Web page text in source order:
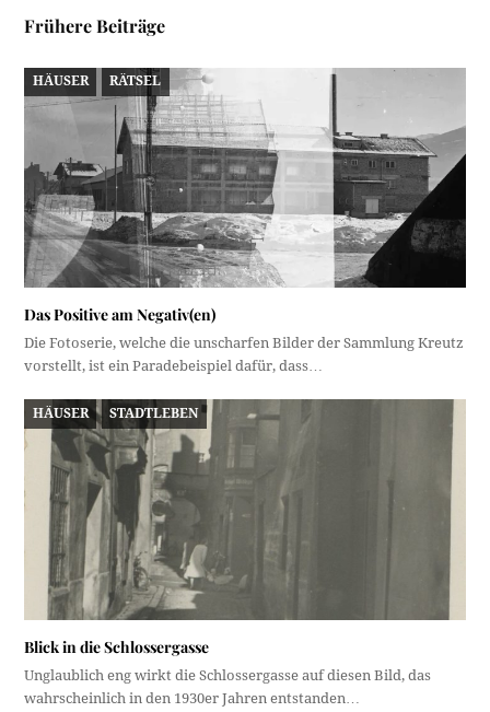
Frühere Beiträge
HÄUSER RÄTSEL
Das Positive am Negativ(en)
Die Fotoserie, welche die unscharfen Bilder der Sammlung Kreutz
vorstellt, ist ein Paradebeispiel dafür, dass…
HÄUSER STADTLEBEN
Blick in die Schlossergasse
Unglaublich eng wirkt die Schlossergasse auf diesen Bild, das
wahrscheinlich in den 1930er Jahren entstanden…